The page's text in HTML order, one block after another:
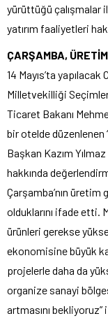
yürüttüğü çalışmalar
yatırım faaliyetleri
ÇARŞAMBA,
14 Mayıs’ta
Milletvekilliği
Ticaret Bakanı
bir otelde düzenlenen
Başkan Kazım
hakkında
Çarşamba’nın
olduklarını ifade etti.
ürünleri gerekse
ekonomisine büyük
projelerle daha da
organize sanayi
artmasını